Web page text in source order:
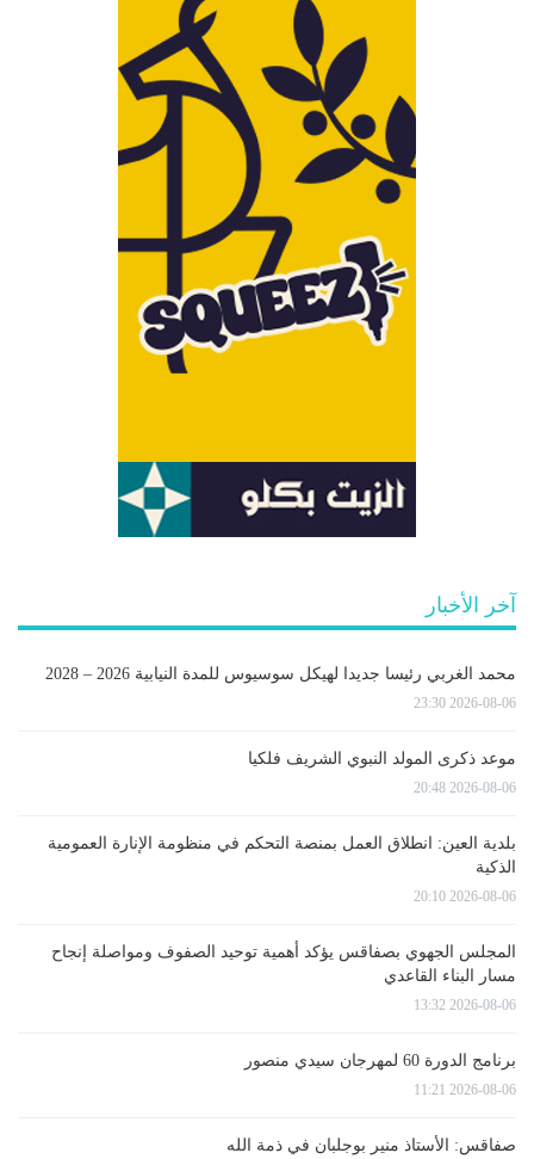
آخر الأخبار
محمد الغربي رئيسا جديدا لهيكل سوسيوس للمدة النيابية 2026 – 2028
2026-08-06 23:30
موعد ذكرى المولد النبوي الشريف فلكيا
2026-08-06 20:48
بلدية العين: انطلاق العمل بمنصة التحكم في منظومة الإنارة العمومية
الذكية
2026-08-06 20:10
المجلس الجهوي بصفاقس يؤكد أهمية توحيد الصفوف ومواصلة إنجاح
مسار البناء القاعدي
2026-08-06 13:32
برنامج الدورة 60 لمهرجان سيدي منصور
2026-08-06 11:21
صفاقس: الأستاذ منير بوجلبان في ذمة الله